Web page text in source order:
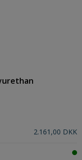
2.161,00 DKK